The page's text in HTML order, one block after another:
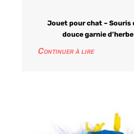
Jouet pour chat – Souris
douce garnie
Continuer à lire